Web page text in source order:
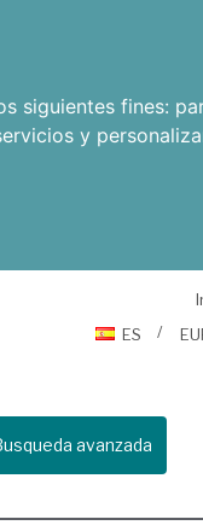
siguientes fines:
y
ES
avanzada